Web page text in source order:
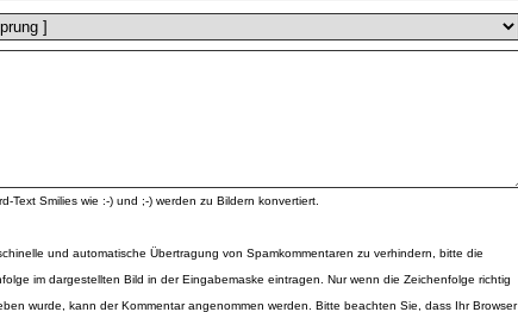
Text Smilies wie :-) und ;-) werden zu Bildern konvertiert.
und automatische Übertragung von Spamkommentaren zu verhindern, bitte die
im dargestellten Bild in der Eingabemaske eintragen. Nur wenn die Zeichenfolge richtig
wurde, kann der Kommentar angenommen werden. Bitte beachten Sie, dass Ihr Browser